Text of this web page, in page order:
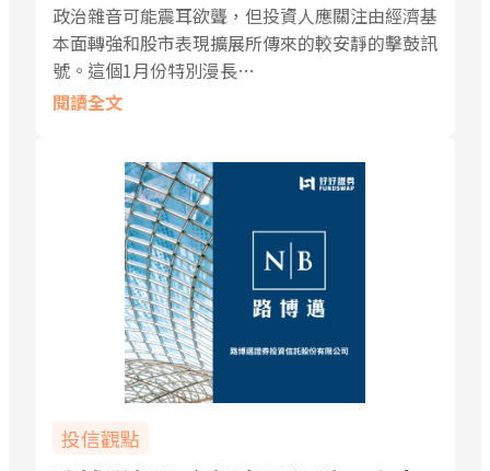
政治雜音可能震耳欲聾，但投資人應關注由經濟基
本面轉強和股市表現擴展所傳來的較安靜的擊鼓訊
號。這個1月份特別漫長…
閱讀全文
投信觀點